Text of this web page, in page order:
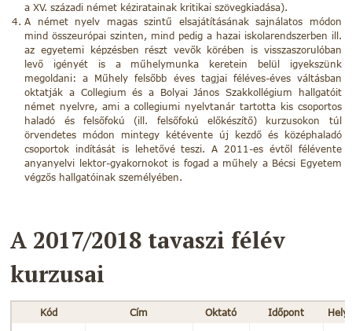
a XV. századi német kéziratainak kritikai szövegkiadása).
A német nyelv magas szintű elsajátításának sajnálatos módon
mind összeurópai szinten, mind pedig a hazai iskolarendszerben ill.
az egyetemi képzésben részt vevők körében is visszaszorulóban
levő igényét is a műhelymunka keretein belül igyekszünk
megoldani: a Műhely felsőbb éves tagjai féléves-éves váltásban
oktatják a Collegium és a Bolyai János Szakkollégium hallgatóit
német nyelvre, ami a collegiumi nyelvtanár tartotta kis csoportos
haladó és felsőfokú (ill. felsőfokú előkészítő) kurzusokon túl
örvendetes módon mintegy kétévente új kezdő és középhaladó
csoportok indítását is lehetővé teszi. A 2011-es évtől félévente
anyanyelvi lektor-gyakornokot is fogad a műhely a Bécsi Egyetem
végzős hallgatóinak személyében.
A 2017/2018 tavaszi félév
kurzusai
Kód Cím Oktató Időpont Hely